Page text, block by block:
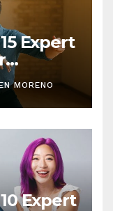
Expert
MORENO
Expert